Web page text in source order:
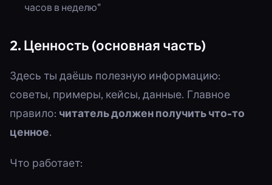
часов в неделю"
2. Ценность (основная часть)
Здесь ты даёшь полезную информацию:
советы, примеры, кейсы, данные. Главное
правило: читатель должен получить что-то
ценное.
Что работает: